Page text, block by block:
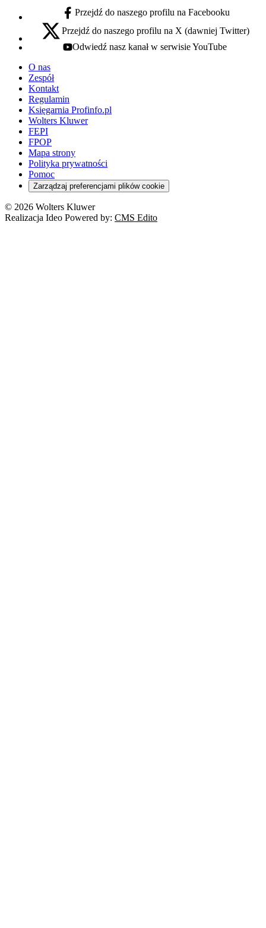
facebook - otwiera się w nowej karcie
Przejdź do naszego profilu na Facebooku
x - otwiera się w nowej karcie
Przejdź do naszego profilu na X (dawniej Twitter)
youtube - otwiera się w nowej karcie
Odwiedź nasz kanał w serwisie YouTube
O nas
Zespół
Kontakt
Regulamin
Księgarnia Profinfo.pl
Wolters Kluwer
FEPI
FPOP
Mapa strony
Polityka prywatności
Pomoc
Zarządzaj preferencjami plików cookie
© 2026 Wolters Kluwer
Realizacja Ideo Powered by: CMS Edito